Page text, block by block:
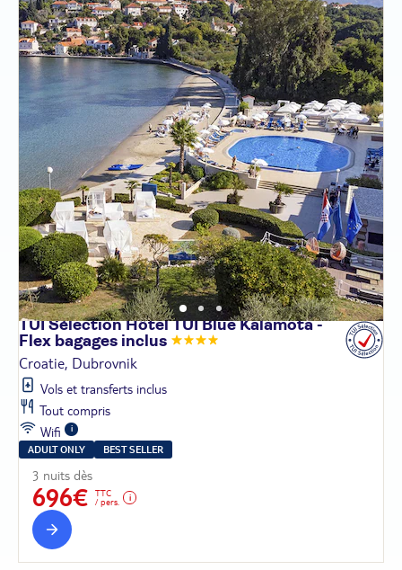
TUI Sélection Hôtel TUI Blue Kalamota -
Flex bagages inclus
Croatie, Dubrovnik
Vols et transferts inclus
Tout compris
Wifi
ADULT ONLY BEST SELLER
3 nuits dès
696€
TTC
/ pers.